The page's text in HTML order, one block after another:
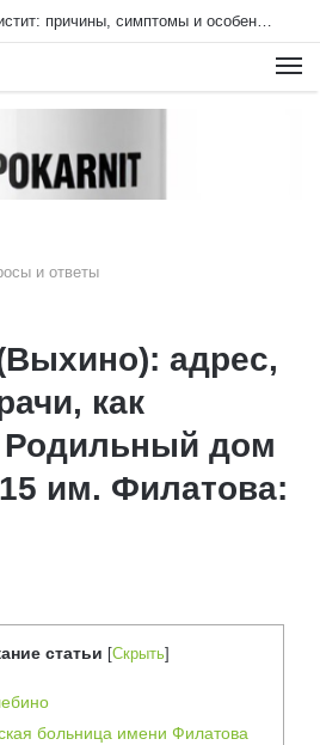
Интерстициальный цистит: причины, симптомы и особенности лечения | Diet4Health.ru
и ответы
адрес,
как
Родильный дом
им. Филатова:
статьи [Скрыть]
больница имени Филатова
Для любых предложений по